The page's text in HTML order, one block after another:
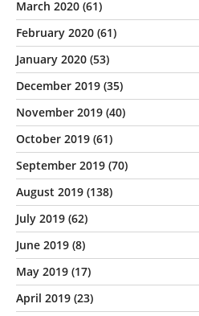
March 2020 (61)
February 2020 (61)
January 2020 (53)
December 2019 (35)
November 2019 (40)
October 2019 (61)
September 2019 (70)
August 2019 (138)
July 2019 (62)
June 2019 (8)
May 2019 (17)
April 2019 (23)